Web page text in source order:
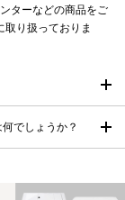
ターなどの商品をご
り扱っておりま
でしょうか？